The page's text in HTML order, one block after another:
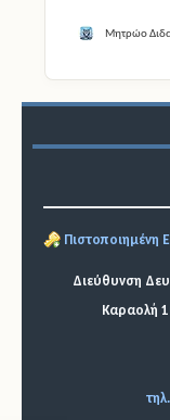
Μητρώο
Πιστοποιημένη
Διεύθυνση
Καραολή